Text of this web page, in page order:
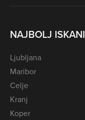
NAJBOLJ
Ljubljana
Maribor
Celje
Kranj
Koper